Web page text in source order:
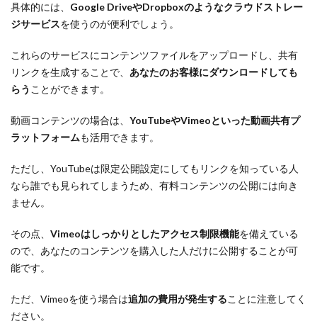
具体的には、 Google DriveやDropboxのようなクラウドストレー
ジサービスを使うのが便利でしょう。
これらのサービスにコンテンツファイルをアップロードし、共有
リンクを生成することで、 あなたのお客様にダウンロードしても
らう ことができます。
動画コンテンツの場合は、 YouTubeやVimeoといった動画共有プ
ラットフォームも活用できます。
ただし、YouTubeは限定公開設定にしてもリンクを知っている人
なら誰でも見られてしまうため、有料コンテンツの公開には向き
ません。
その点、 Vimeoはしっかりとしたアクセス制限機能を備えている
ので、あなたのコンテンツを購入した人だけに公開することが可
能です。
ただ、Vimeoを使う場合は追加の費用が発生することに注意してく
ださい。